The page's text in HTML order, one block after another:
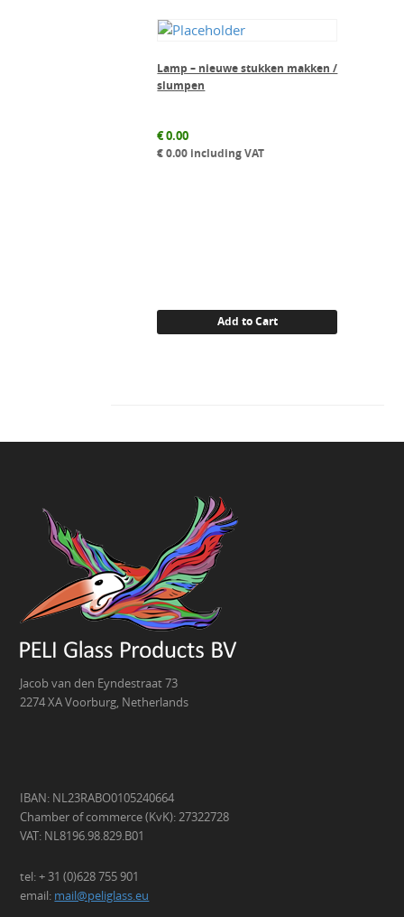
Lamp – nieuwe stukken makken /
slumpen
€0.00
€0.00 including VAT
Add to Cart
Jacob van den Eyndestraat 73
2274 XA Voorburg, Netherlands
IBAN: NL23RABO0105240664
Chamber of commerce (KvK): 27322728
VAT: NL8196.98.829.B01
tel: + 31 (0)628 755 901
email: mail@peliglass.eu